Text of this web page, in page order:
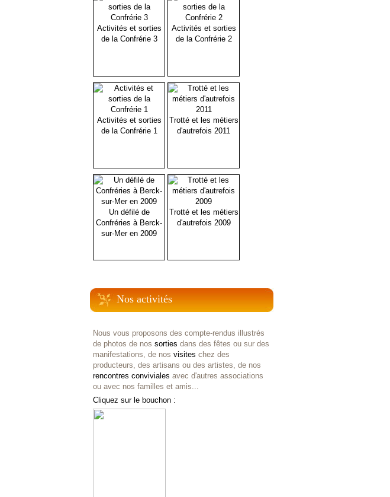
Activités et sorties
de la Confrérie 3
Activités et sorties
de la Confrérie 2
Activités et sorties
de la Confrérie 1
Trotté et les métiers
d'autrefois 2011
Un défilé de
Confréries à Berck-
sur-Mer en 2009
Trotté et les métiers
d'autrefois 2009
Nos activités
Nous vous proposons des compte-rendus illustrés
de photos de nos sorties dans des fêtes ou sur des
manifestations, de nos visites chez des
producteurs, des artisans ou des artistes, de nos
rencontres conviviales avec d'autres associations
ou avec nos familles et amis...
Cliquez sur le bouchon :